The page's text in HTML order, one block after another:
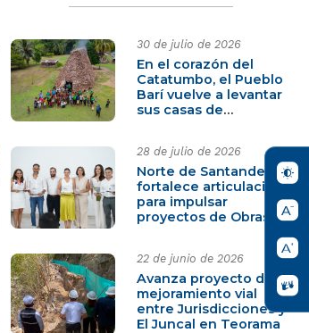
30 de julio de 2026
En el corazón del
Catatumbo, el Pueblo
Barí vuelve a levantar
sus casas de
28 de julio de 2026
Norte de Santander
fortalece articulación
para impulsar
proyectos de Obras
22 de junio de 2026
Avanza proyecto de
mejoramiento vial
entre Jurisdicciones y
El Juncal en Teorama